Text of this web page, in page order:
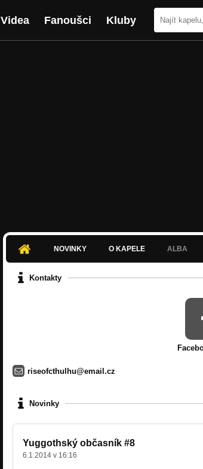
Videa Fanoušci Kluby
NOVINKY O KAPELE ALBA
Kontakty
riseofcthulhu@email.cz
Novinky
Yuggothský občasník #8
6.1.2014 v 16:16